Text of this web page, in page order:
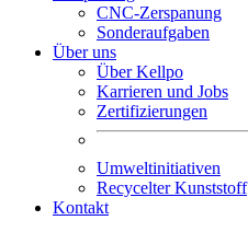
CNC-Zerspanung
Sonderaufgaben
Über uns
Über Kellpo
Karrieren und Jobs
Zertifizierungen
Umweltinitiativen
Recycelter Kunststoff
Kontakt